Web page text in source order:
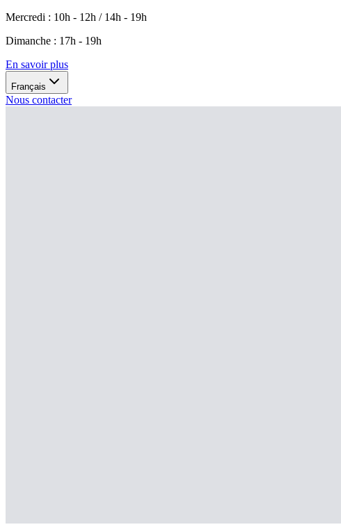
Mercredi : 10h - 12h / 14h - 19h
Dimanche : 17h - 19h
En savoir plus
Français
Nous contacter